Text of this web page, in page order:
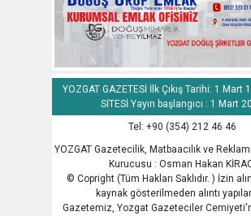
YOZGAT GAZETESİ İlk Çıkış Tarihi: 1 Mart
SİTESİ Yayın başlangıcı : 1 Mart
Tel: +90 (354) 212 46 46
YOZGAT Gazetecilik, Matbaacılık ve
Kurucusu : Osman Hakan
© Copright (Tüm Hakları Saklıdır. ) İzin
kaynak gösterilmeden alıntı
Gazetemiz, Yozgat Gazeteciler